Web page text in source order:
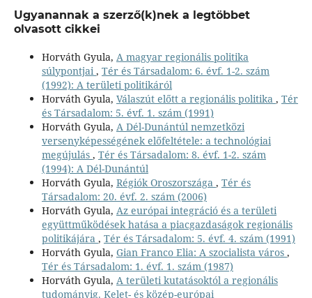
Ugyanannak a szerző(k)nek a legtöbbet
olvasott cikkei
Horváth Gyula, A magyar regionális politika
súlypontjai , Tér és Társadalom: 6. évf. 1-2. szám
(1992): A területi politikáról
Horváth Gyula, Válaszút előtt a regionális politika , Tér
és Társadalom: 5. évf. 1. szám (1991)
Horváth Gyula, A Dél-Dunántúl nemzetközi
versenyképességének előfeltétele: a technológiai
megújulás , Tér és Társadalom: 8. évf. 1-2. szám
(1994): A Dél-Dunántúl
Horváth Gyula, Régiók Oroszországa , Tér és
Társadalom: 20. évf. 2. szám (2006)
Horváth Gyula, Az európai integráció és a területi
együttműködések hatása a piacgazdaságok regionális
politikájára , Tér és Társadalom: 5. évf. 4. szám (1991)
Horváth Gyula, Gian Franco Elia: A szocialista város ,
Tér és Társadalom: 1. évf. 1. szám (1987)
Horváth Gyula, A területi kutatásoktól a regionális
tudományig. Kelet- és közép-európai